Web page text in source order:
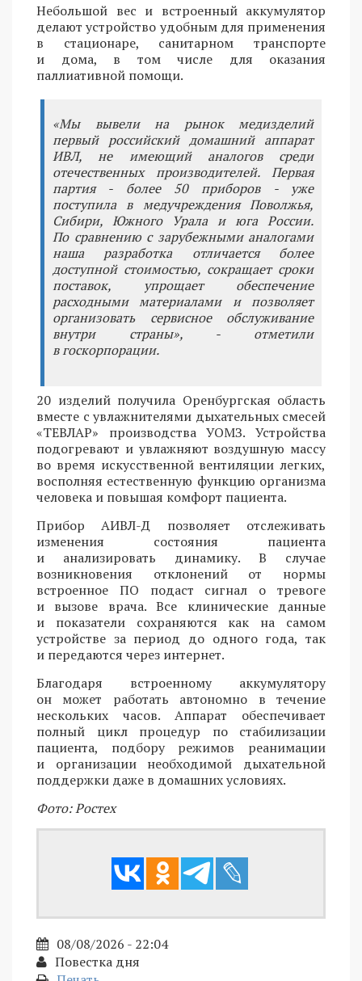
Небольшой вес и встроенный аккумулятор
делают устройство удобным для применения
в стационаре, санитарном транспорте
и дома, в том числе для оказания
паллиативной помощи.
«Мы вывели на рынок медизделий
первый российский домашний аппарат
ИВЛ, не имеющий аналогов среди
отечественных производителей. Первая
партия - более 50 приборов - уже
поступила в медучреждения Поволжья,
Сибири, Южного Урала и юга России.
По сравнению с зарубежными аналогами
наша разработка отличается более
доступной стоимостью, сокращает сроки
поставок, упрощает обеспечение
расходными материалами и позволяет
организовать сервисное обслуживание
внутри страны», - отметили
в госкорпорации.
20 изделий получила Оренбургская область
вместе с увлажнителями дыхательных смесей
«ТЕВЛАР» производства УОМЗ. Устройства
подогревают и увлажняют воздушную массу
во время искусственной вентиляции легких,
восполняя естественную функцию организма
человека и повышая комфорт пациента.
Прибор АИВЛ-Д позволяет отслеживать
изменения состояния пациента
и анализировать динамику. В случае
возникновения отклонений от нормы
встроенное ПО подаст сигнал о тревоге
и вызове врача. Все клинические данные
и показатели сохраняются как на самом
устройстве за период до одного года, так
и передаются через интернет.
Благодаря встроенному аккумулятору
он может работать автономно в течение
нескольких часов. Аппарат обеспечивает
полный цикл процедур по стабилизации
пациента, подбору режимов реанимации
и организации необходимой дыхательной
поддержки даже в домашних условиях.
Фото: Ростех
08/08/2026 - 22:04
Повестка дня